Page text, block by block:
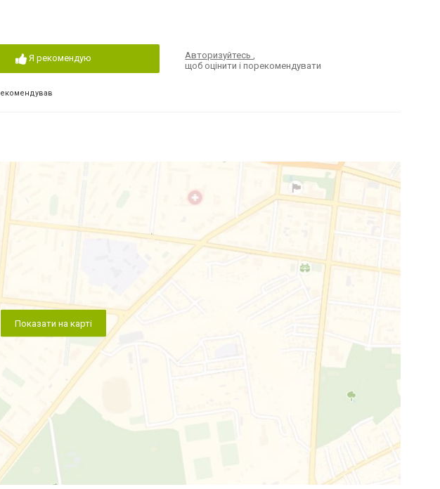
Я рекомендую Авторизуйтесь,
щоб оцінити і порекомендувати
Показати на карті